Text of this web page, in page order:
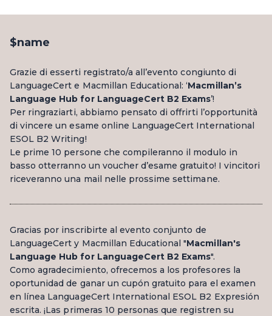
$name
Grazie di esserti registrato/a all’evento congiunto di
LanguageCert e Macmillan Educational: ‘Macmillan’s
Language Hub for LanguageCert B2 Exams’!
Per ringraziarti, abbiamo pensato di offrirti l’opportunità
di vincere un esame online LanguageCert International
ESOL B2 Writing!
Le prime 10 persone che compileranno il modulo in
basso otterranno un voucher d’esame gratuito! I vincitori
riceveranno una mail nelle prossime settimane.
Gracias por inscribirte al evento conjunto de
LanguageCert y Macmillan Educational "Macmillan's
Language Hub for LanguageCert B2 Exams".
Como agradecimiento, ofrecemos a los profesores la
oportunidad de ganar un cupón gratuito para el examen
en línea LanguageCert International ESOL B2 Expresión
escrita. ¡Las primeras 10 personas que registren su